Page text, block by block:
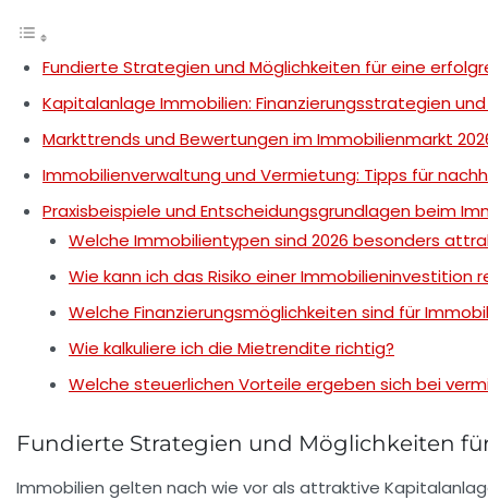
Fundierte Strategien und Möglichkeiten für eine
Kapitalanlage Immobilien: Finanzierungsstrategien
Markttrends und Bewertungen im Immobilienmarkt
Immobilienverwaltung und Vermietung: Tipps für
Praxisbeispiele und Entscheidungsgrundlagen beim
Welche Immobilientypen sind 2026 besonders
Wie kann ich das Risiko einer Immobilieninvestition
Welche Finanzierungsmöglichkeiten sind für
Wie kalkuliere ich die Mietrendite richtig?
Welche steuerlichen Vorteile ergeben sich bei
Fundierte Strategien und Möglichkeiten
Immobilien gelten nach wie vor als attraktive